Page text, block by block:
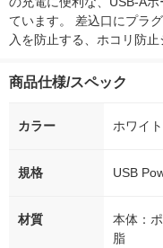
ています。 差込口にプラ
入を防止する、ホコリ防止
商品仕様/スペック
カラー ホワイト
規格 USB
材質
本体：
脂